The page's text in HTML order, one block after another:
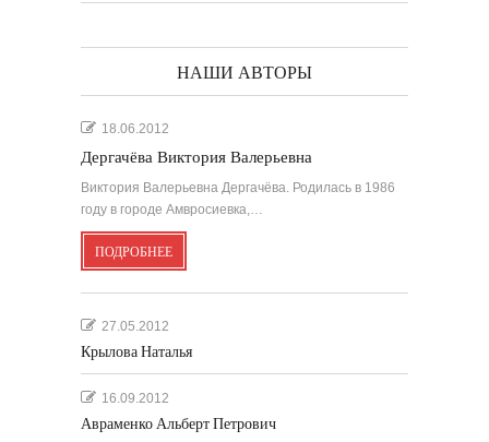
НАШИ АВТОРЫ
18.06.2012
Дергачёва Виктория Валерьевна
Виктория Валерьевна Дергачёва. Родилась в 1986
году в городе Амвросиевка,…
ПОДРОБНЕЕ
27.05.2012
Крылова Наталья
16.09.2012
Авраменко Альберт Петрович